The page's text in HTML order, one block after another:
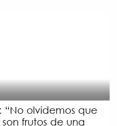
“No olvidemos que
frutos de una